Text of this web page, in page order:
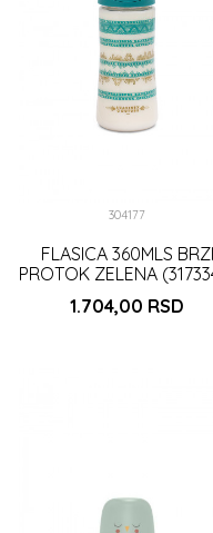
304177
FLASICA 360MLS BRZI
PROTOK ZELENA
1.704,00 RSD